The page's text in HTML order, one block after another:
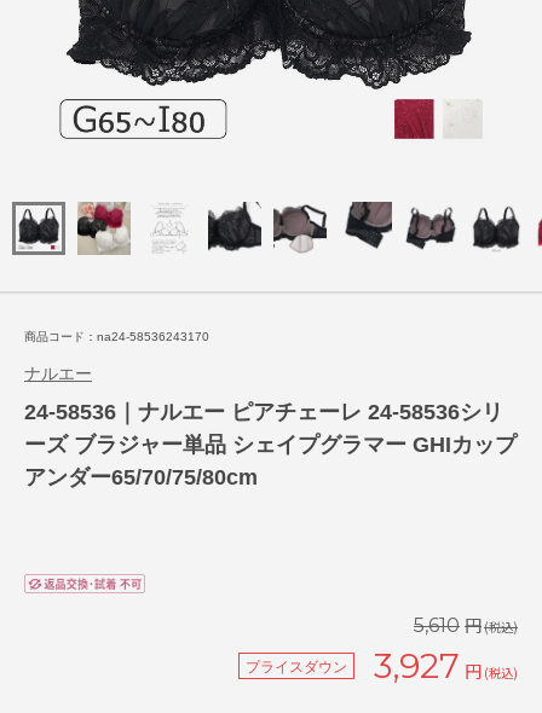
商品コード：na24-58536243170
ナルエー
24-58536｜ナルエー ピアチェーレ 24-58536シリ
ーズ ブラジャー単品 シェイプグラマー GHIカップ
アンダー65/70/75/80cm
5,610 円(税込)
プライスダウン 3,927 円 (税込)